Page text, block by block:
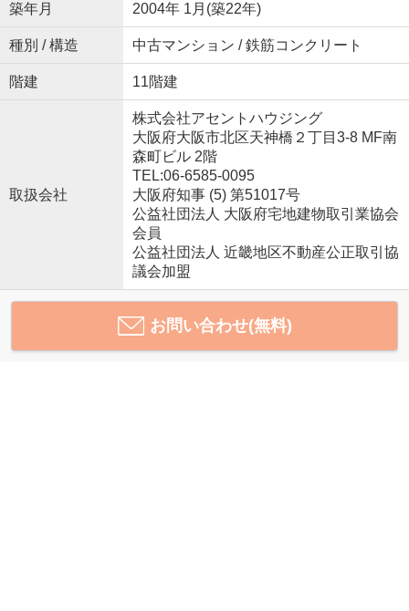
築年月 2004年 1月(築22年)
種別 / 構造 中古マンション / 鉄筋コンクリート
階建 11階建
取扱会社
株式会社アセントハウジング
大阪府大阪市北区天神橋２丁目3-8 MF南
森町ビル 2階
TEL:06-6585-0095
大阪府知事 (5) 第51017号
公益社団法人 大阪府宅地建物取引業協会
会員
公益社団法人 近畿地区不動産公正取引協
議会加盟
お問い合わせ(無料)